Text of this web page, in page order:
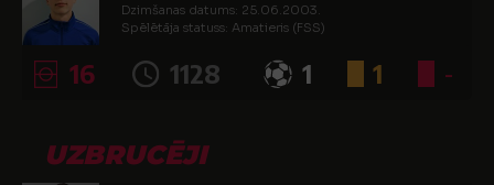
Dzimšanas datums: 25.06.2003.
Spēlētāja statuss: Amatieris (FSS)
16 1128 1 1 -
UZBRUCĒJI